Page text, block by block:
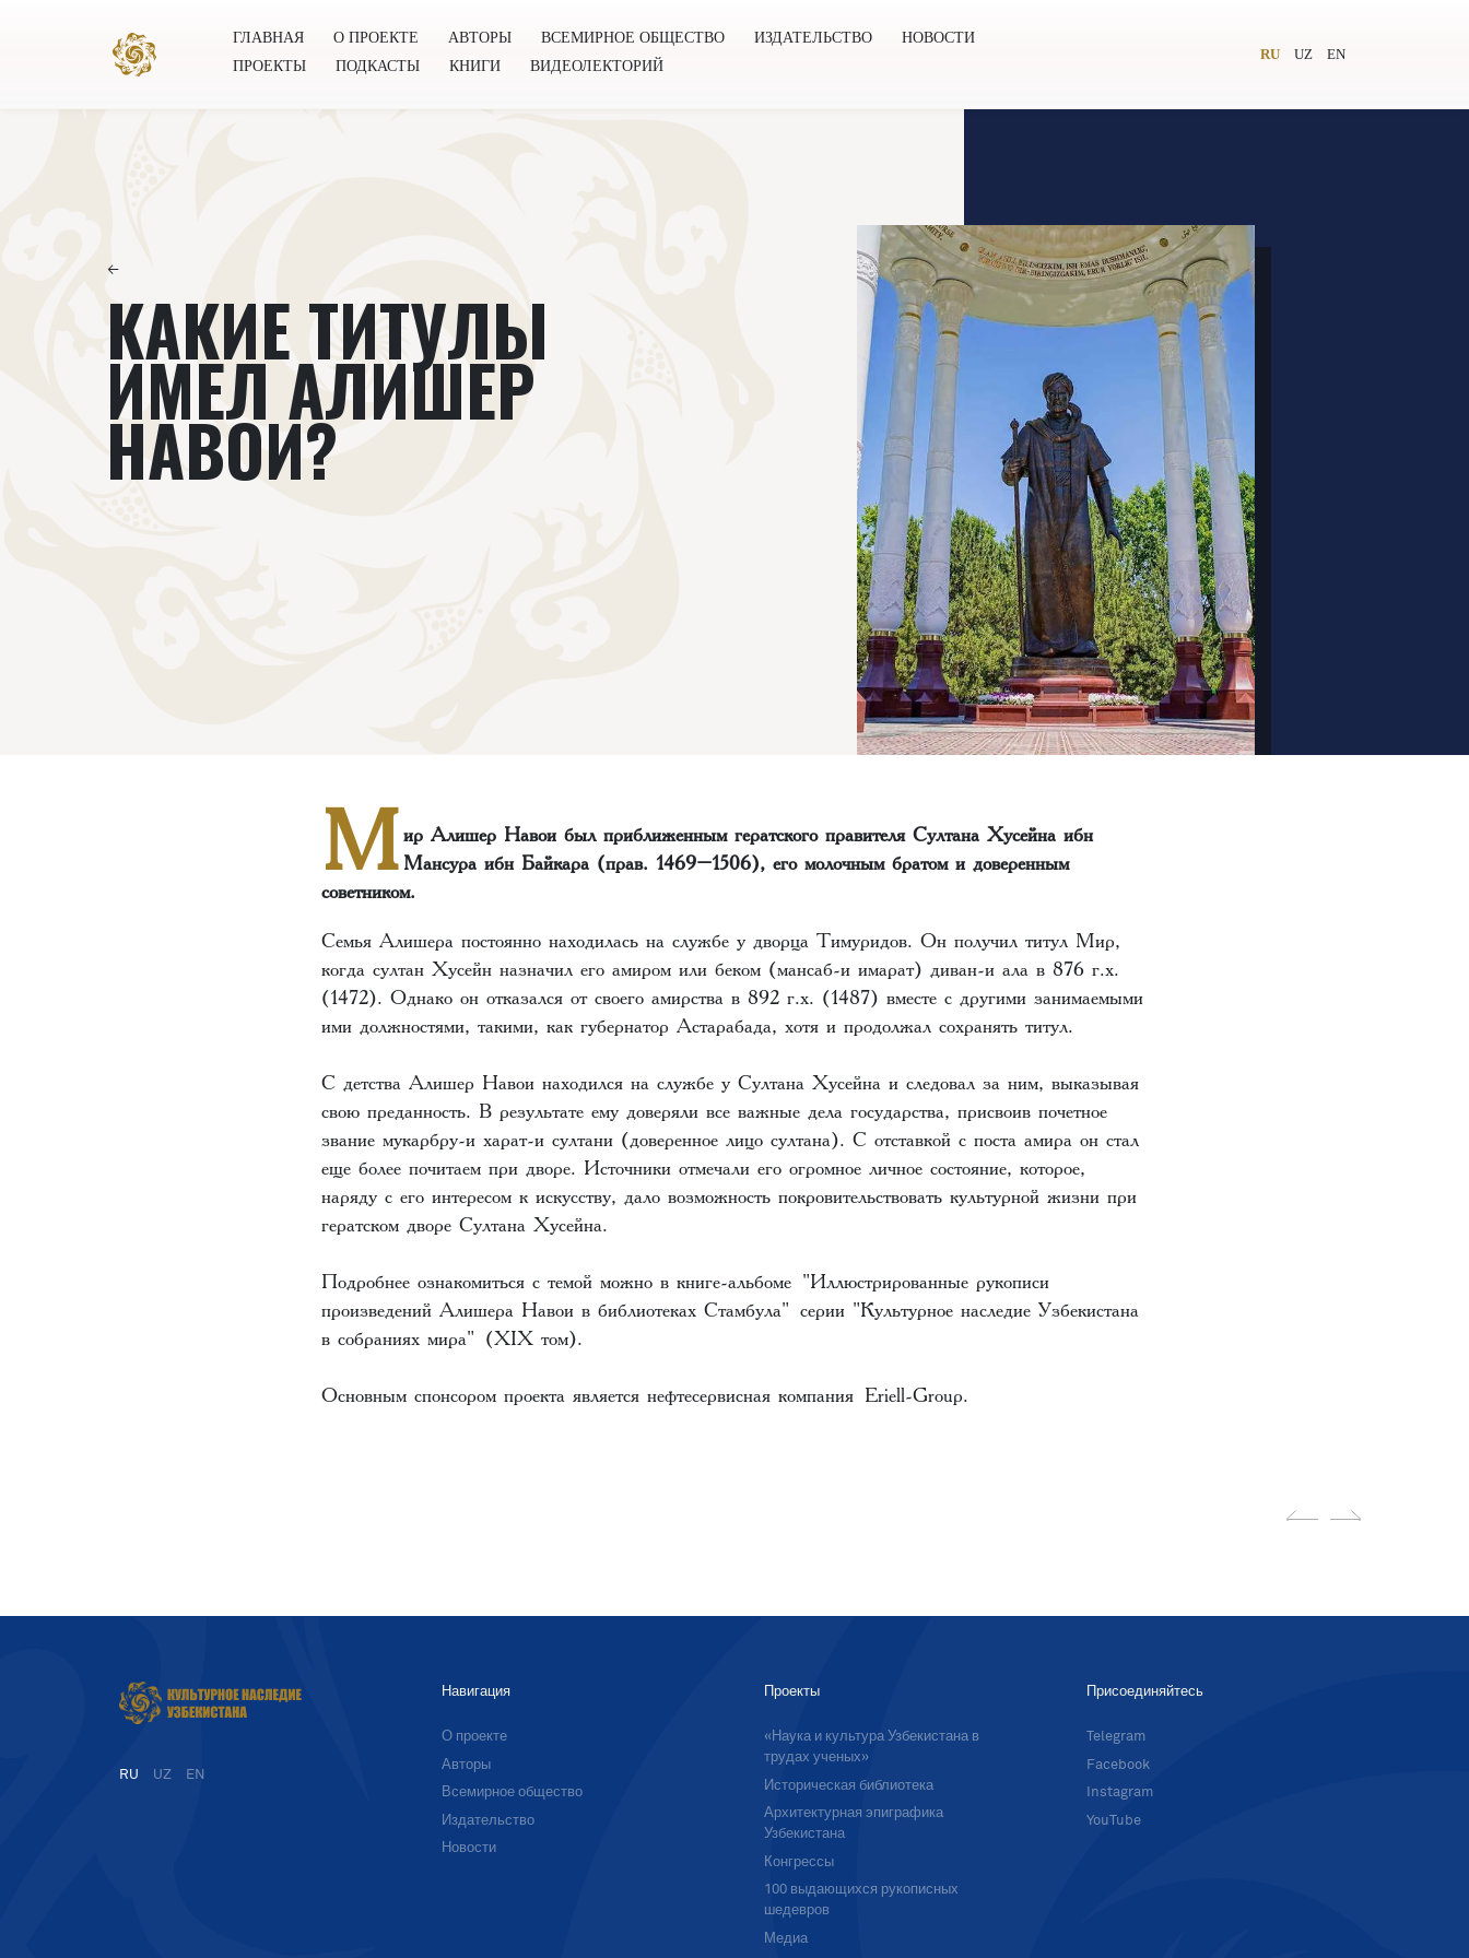
ГЛАВНАЯ О ПРОЕКТЕ АВТОРЫ ВСЕМИРНОЕ ОБЩЕСТВО ИЗДАТЕЛЬСТВО
НОВОСТИ
ПРОЕКТЫ
ПОДКАСТЫ КНИГИ ВИДЕОЛЕКТОРИЙ
RU UZ EN
←
КАКИЕ ТИТУЛЫ
ИМЕЛ АЛИШЕР
НАВОИ?‌‌
Мир Алишер Навои был приближенным гератского правителя Султана Хусейна ибн
Мансура ибн Байкара (прав. 1469–1506), его молочным братом и доверенным
советником.
Семья Алишера постоянно находилась на службе у дворца Тимуридов.‌‌ Он получил титул Мир,
когда султан Хусейн назначил его амиром или беком (мансаб-и имарат) диван-и ала в 876 г.х.
(1472). Однако он отказался от своего амирства в 892 г.х. (1487) вместе с другими занимаемыми
ими должностями, такими, как губернатор Астарабада, хотя и продолжал сохранять титул.
С детства Алишер Навои находился на службе у Султана Хусейна и следовал за ним, выказывая
свою преданность. В результате ему доверяли все важные дела государства, присвоив почетное
звание мукарбру-и харат-и султани (доверенное лицо султана). С отставкой с поста амира он стал
еще более почитаем при дворе. Источники отмечали его огромное личное состояние, которое,
наряду с его интересом к искусству, дало возможность покровительствовать культурной жизни при
гератском дворе Султана Хусейна.
Подробнее ознакомиться с темой можно в книге-альбоме "Иллюстрированные рукописи
произведений Алишера Навои в библиотеках Стамбула" серии "Культурное наследие Узбекистана
в собраниях мира" (XIX том).
Основным спонсором проекта является нефтесервисная компания Eriell-Group.
RU UZ EN
Навигация
О проекте
Авторы
Всемирное общество
Издательство
Новости
Проекты
«Наука и культура Узбекистана в
трудах ученых»
Историческая библиотека
Архитектурная эпиграфика
Узбекистана
Конгрессы
100 выдающихся рукописных
шедевров
Медиа
Присоединяйтесь
Telegram
Facebook
Instagram
YouTube